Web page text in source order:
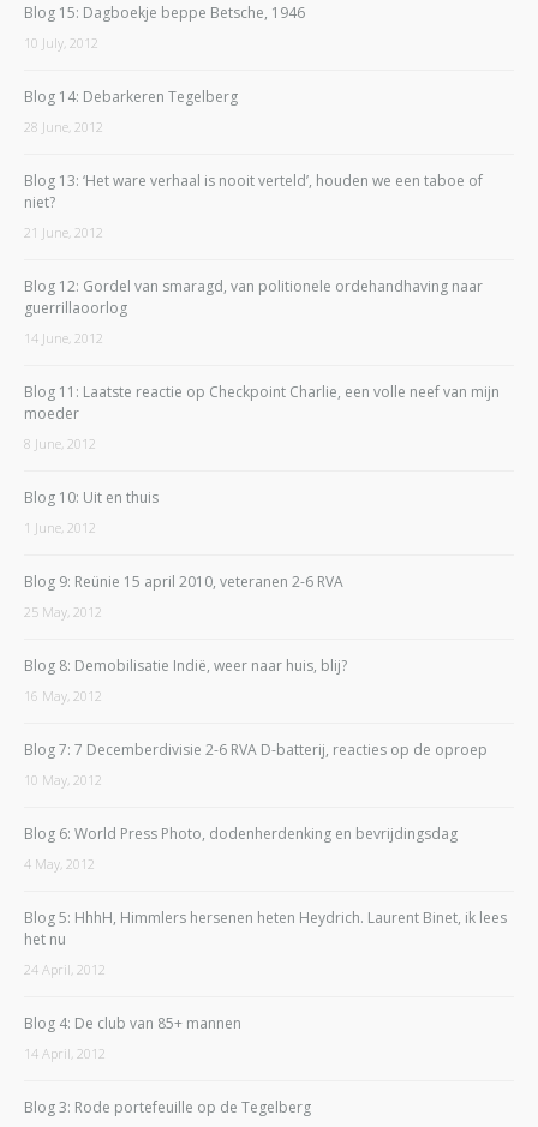
Blog 15: Dagboekje beppe Betsche, 1946
10 July, 2012
Blog 14: Debarkeren Tegelberg
28 June, 2012
Blog 13: ‘Het ware verhaal is nooit verteld’, houden we een taboe of
niet?
21 June, 2012
Blog 12: Gordel van smaragd, van politionele ordehandhaving naar
guerrillaoorlog
14 June, 2012
Blog 11: Laatste reactie op Checkpoint Charlie, een volle neef van mijn
moeder
8 June, 2012
Blog 10: Uit en thuis
1 June, 2012
Blog 9: Reünie 15 april 2010, veteranen 2-6 RVA
25 May, 2012
Blog 8: Demobilisatie Indië, weer naar huis, blij?
16 May, 2012
Blog 7: 7 Decemberdivisie 2-6 RVA D-batterij, reacties op de oproep
10 May, 2012
Blog 6: World Press Photo, dodenherdenking en bevrijdingsdag
4 May, 2012
Blog 5: HhhH, Himmlers hersenen heten Heydrich. Laurent Binet, ik lees
het nu
24 April, 2012
Blog 4: De club van 85+ mannen
14 April, 2012
Blog 3: Rode portefeuille op de Tegelberg